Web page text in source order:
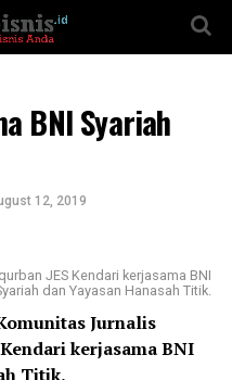
BNI Syariah
12, 2019
JES Kendari kerjasama BNI
dan Yayasan Hanasah Titik.
Jurnalis
kerjasama BNI
Titik,